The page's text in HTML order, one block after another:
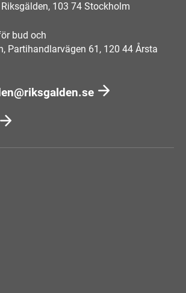
103 74 Stockholm
bud och
Partihandlarvägen 61, 120 44 Årsta